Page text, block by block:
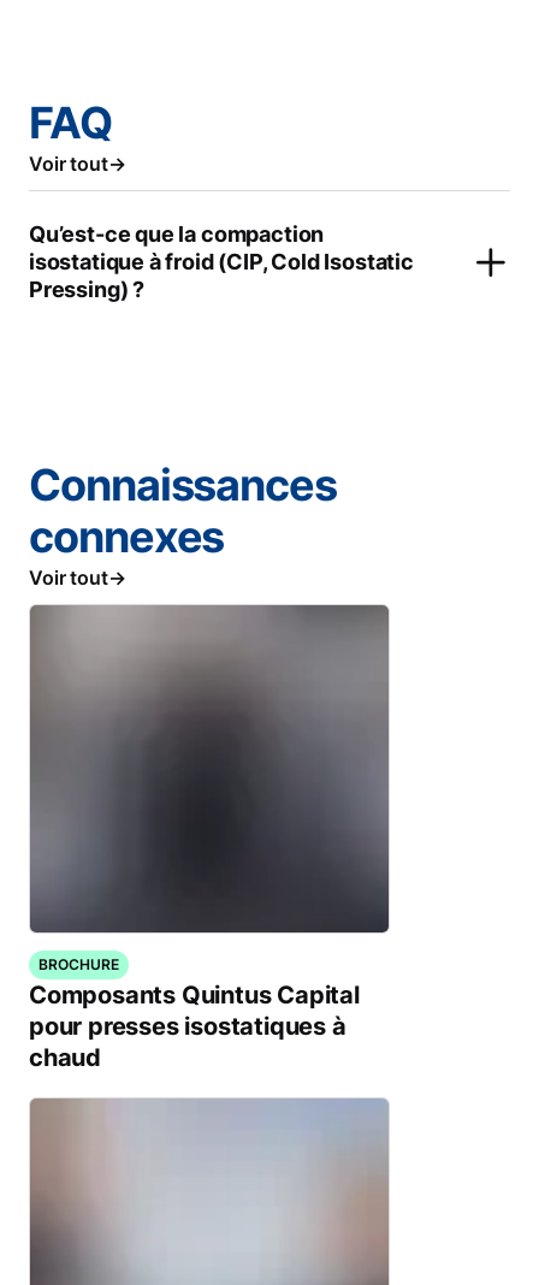
FAQ
Voir tout
Qu’est-ce que la compaction
isostatique à froid (CIP, Cold Isostatic
Pressing) ?
Connaissances
connexes
Voir tout
BROCHURE
Composants Quintus Capital
pour presses isostatiques à
chaud